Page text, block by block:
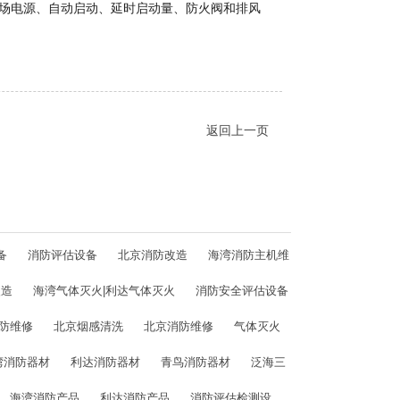
电源、自动启动、延时启动量、防火阀和排风
返回上一页
消防评估设备 北京消防改造 海湾消防主机维
海湾气体灭火|利达气体灭火 消防安全评估设备
维修 北京烟感清洗 北京消防维修 气体灭火
消防器材 利达消防器材 青鸟消防器材 泛海三